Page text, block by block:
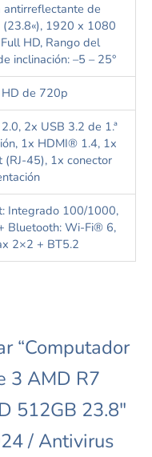
antirrefectante de
(23.8«), 1920 x 1080
Full HD, Rango del
e inclinación: –5 – 25°
HD de 720p
2x USB 3.2 de 1.ª
1x HDMI® 1.4, 1x
(RJ-45), 1x conector
Integrado 100/1000,
Bluetooth: Wi-Fi® 6,
2×2 + BT5.2
“Computador
3 AMD R7
512GB 23.8″
/ Antivirus